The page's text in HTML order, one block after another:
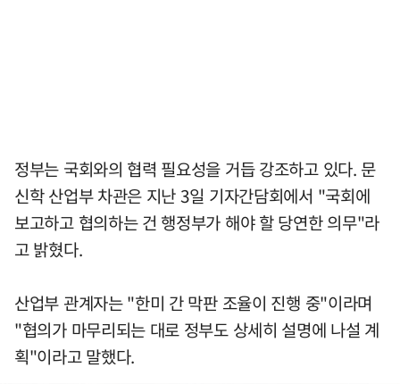
정부는 국회와의 협력 필요성을 거듭 강조하고 있다. 문
신학 산업부 차관은 지난 3일 기자간담회에서 "국회에
보고하고 협의하는 건 행정부가 해야 할 당연한 의무"라
고 밝혔다.
산업부 관계자는 "한미 간 막판 조율이 진행 중"이라며
"협의가 마무리되는 대로 정부도 상세히 설명에 나설 계
획"이라고 말했다.